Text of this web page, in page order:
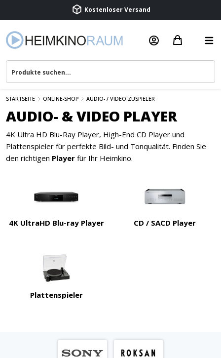
Kostenloser Versand
Beratung & Service
STARTSEITE ONLINE-SHOP AUDIO- / VIDEO ZUSPIELER
AUDIO- & VIDEO PLAYER
4K Ultra HD Blu-Ray Player, High-End CD Player und
Plattenspieler für perfekte Bild- und Tonqualität. Finden Sie
den richtigen Player für Ihr Heimkino.
4K UltraHD Blu-ray Player CD / SACD Player
Plattenspieler